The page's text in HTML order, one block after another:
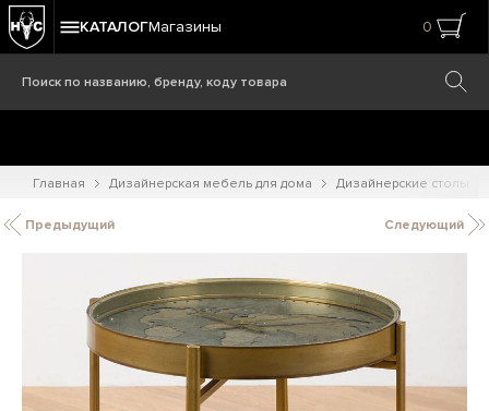
КАТАЛОГМагазины 0
Главная Дизайнерская мебель для дома Дизайнерские столы
Предыдущий Следующий